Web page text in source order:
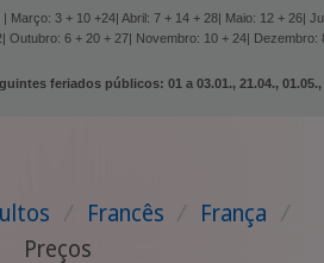
Março: 3 + 10 +24| Abril: 7 + 14 + 28| Maio: 12 + 26|
Outubro: 6 + 20 + 27| Novembro: 10 + 24|
feriados públicos: 01 a 03.01., 21.04., 01.05.,
/ Francês / França /
Preços